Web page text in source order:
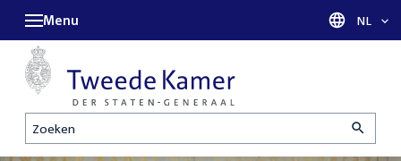
Zoeken
Menu Taal
NL